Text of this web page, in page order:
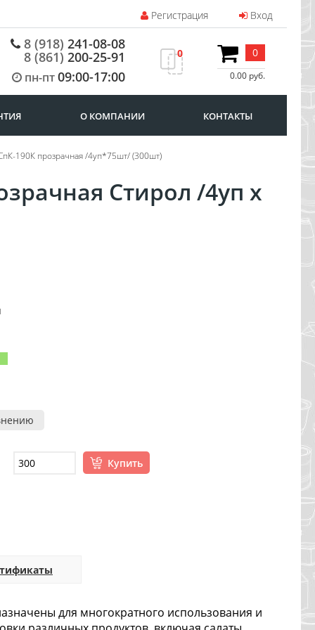
Регистрация Вход
8 (918) 241-08-08
8 (861) 200-25-91
пн-пт09:00-17:00
0 0
0.00 руб.
О КОМПАНИИ КОНТАКТЫ
190К прозрачная /4уп*75шт/ (300шт)
Стирол /4уп х
Купить
для многократного использования и